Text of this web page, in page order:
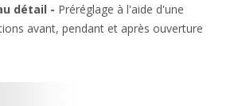
détail - Préréglage à l'aide d'une
avant, pendant et après ouverture